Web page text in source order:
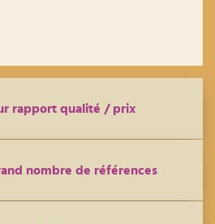
rapport qualité / prix
nombre de références